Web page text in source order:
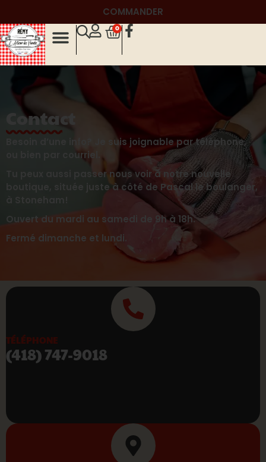
COMMANDER
0
Contact
Besoin d’une info? Je suis joignable par téléphone,
ou bien par courriel.
Tu peux aussi passer nous voir à notre nouvelle
boutique, située juste à côté de Pascal le boulanger,
Ouvert du mardi au samedi de 9h à 18h.
Fermé dimanche et lundi.
TÉLÉPHONE
(418) 747-9018